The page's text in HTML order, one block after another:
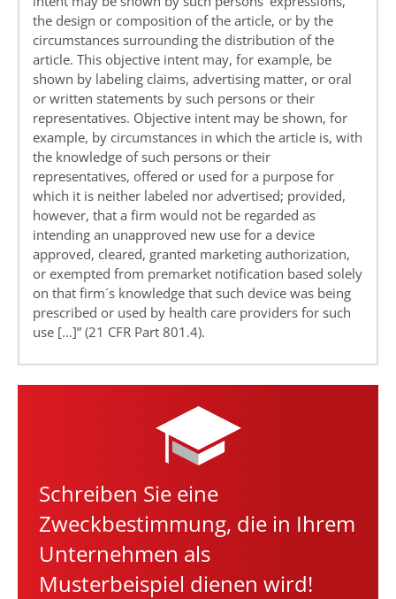
the design or composition of the article, or by the
circumstances surrounding the distribution of the
article. This objective intent may, for example, be
shown by labeling claims, advertising matter, or oral
or written statements by such persons or their
representatives. Objective intent may be shown, for
example, by circumstances in which the article is, with
the knowledge of such persons or their
representatives, offered or used for a purpose for
which it is neither labeled nor advertised; provided,
however, that a firm would not be regarded as
intending an unapproved new use for a device
approved, cleared, granted marketing authorization,
or exempted from premarket notification based solely
on that firm´s knowledge that such device was being
prescribed or used by health care providers for such
use […]” (21 CFR Part 801.4).
Schreiben Sie eine
Zweckbestimmung, die in Ihrem
Unternehmen als
Musterbeispiel dienen wird!